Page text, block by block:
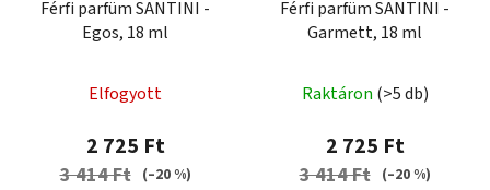
Férfi parfüm SANTINI -
Egos, 18 ml
Elfogyott
2 725 Ft
3 414 Ft (–20 %)
Férfi parfüm SANTINI -
Garmett, 18 ml
Raktáron (>5 db)
2 725 Ft
3 414 Ft (–20 %)